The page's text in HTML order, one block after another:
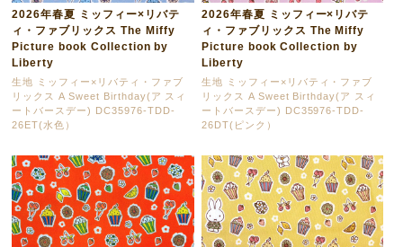
2026年春夏 ミッフィー×リバテ
ィ・ファブリックス The Miffy
Picture book Collection by
Liberty
生地 ミッフィー×リバティ・ファブ
リックス A Sweet Birthday(ア スィ
ートバースデー) DC35976-TDD-
26ET(水色）
2026年春夏 ミッフィー×リバテ
ィ・ファブリックス The Miffy
Picture book Collection by
Liberty
生地 ミッフィー×リバティ・ファブ
リックス A Sweet Birthday(ア スィ
ートバースデー) DC35976-TDD-
26DT(ピンク）